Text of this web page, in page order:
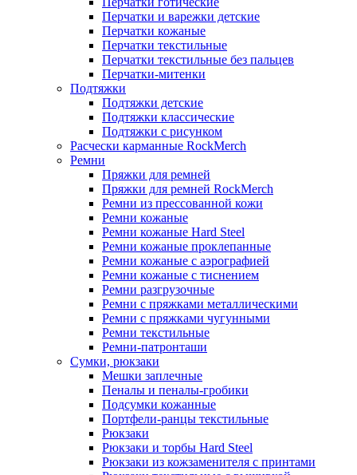
Перчатки и варежки детские
Перчатки кожаные
Перчатки текстильные
Перчатки текстильные без пальцев
Перчатки-митенки
Подтяжки
Подтяжки детские
Подтяжки классические
Подтяжки с рисунком
Расчески карманные RockMerch
Ремни
Пряжки для ремней
Пряжки для ремней RockMerch
Ремни из прессованной кожи
Ремни кожаные
Ремни кожаные Hard Steel
Ремни кожаные проклепанные
Ремни кожаные с аэрографией
Ремни кожаные с тиснением
Ремни разгрузочные
Ремни с пряжками металлическими
Ремни с пряжками чугунными
Ремни текстильные
Ремни-патронташи
Сумки, рюкзаки
Мешки заплечные
Пеналы и пеналы-гробики
Подсумки кожанные
Портфели-ранцы текстильные
Рюкзаки
Рюкзаки и торбы Hard Steel
Рюкзаки из кожзаменителя с принтами